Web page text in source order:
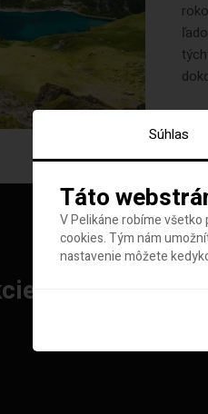
Najlepšie
Súhlas
Táto
V Pelikáne robíme všetko
cookies. Tým nám
nastavenie môžete